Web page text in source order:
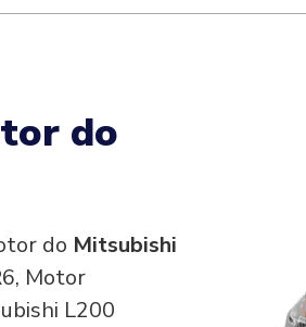
do
do Mitsubishi
Motor
L200